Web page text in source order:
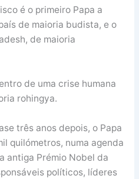
é o primeiro Papa a
de maioria budista, e o
de maioria
de uma crise humana
rohingya.
três anos depois, o Papa
quilómetros, numa agenda
antiga Prémio Nobel da
políticos, líderes